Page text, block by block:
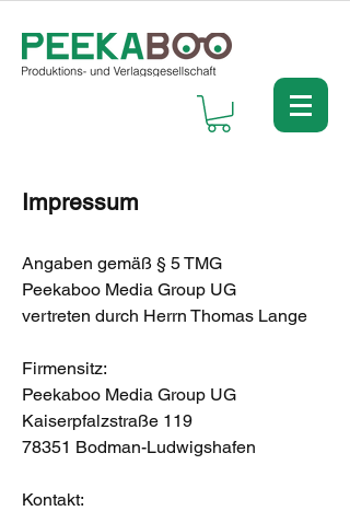
Impressum
Angaben gemäß § 5 TMG
Peekaboo Media Group UG
vertreten durch Herrn Thomas Lange
Firmensitz:
Peekaboo Media Group UG
Kaiserpfalzstraße 119
78351 Bodman-Ludwigshafen
Kontakt: